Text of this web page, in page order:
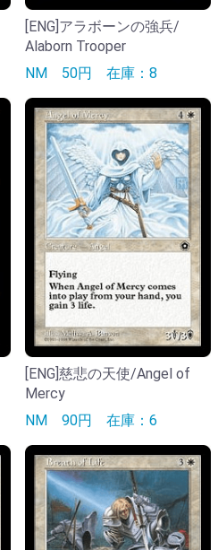
[ENG]アラボーンの強兵/
Alaborn Trooper
NM 50円 在庫：8
[ENG]慈悲の天使/Angel of
Mercy
NM 90円 在庫：6